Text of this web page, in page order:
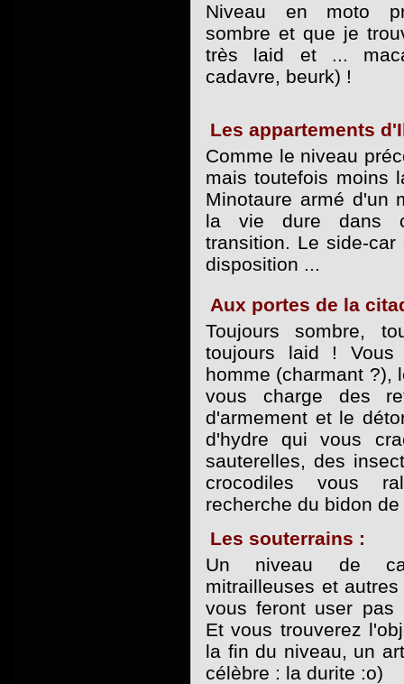
Niveau en moto
sombre et que je
très laid et ...
cadavre, beurk) !
Les appartements
Comme le niveau
mais toutefois moins
Minotaure armé d'un
la vie dure dans
transition. Le side-
disposition ...
Aux portes de la
Toujours sombre,
toujours laid ! Vous
homme (charmant ?),
vous charge des
d'armement et le
d'hydre qui vous
sauterelles, des
crocodiles vous
recherche du bidon
Les souterrains :
Un niveau de
mitrailleuses et
vous feront user pas
Et vous trouverez
la fin du niveau, un
célèbre : la durite :o)